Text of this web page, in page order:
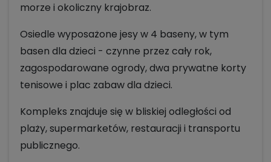
morze i okoliczny krajobraz.
Osiedle wyposażone jesy w 4 baseny, w tym
basen dla dzieci - czynne przez cały rok,
zagospodarowane ogrody, dwa prywatne korty
tenisowe i plac zabaw dla dzieci.
Kompleks znajduje się w bliskiej odległości od
plaży, supermarketów, restauracji i transportu
publicznego.